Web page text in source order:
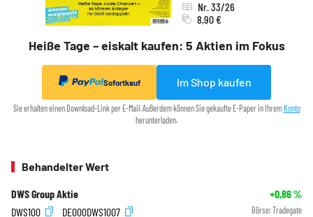
Heiße Tage – eiskalt kaufen: 5 Aktien im Fokus
Nr. 33/26
8,90 €
Sofortkauf Im Shop kaufen
Sie erhalten einen Download-Link per E-Mail. Außerdem können Sie gekaufte E-Paper in Ihrem Konto
herunterladen.
Behandelter Wert
DWS Group Aktie +0,86%
DWS100
DE000DWS1007 Börse: Tradegate